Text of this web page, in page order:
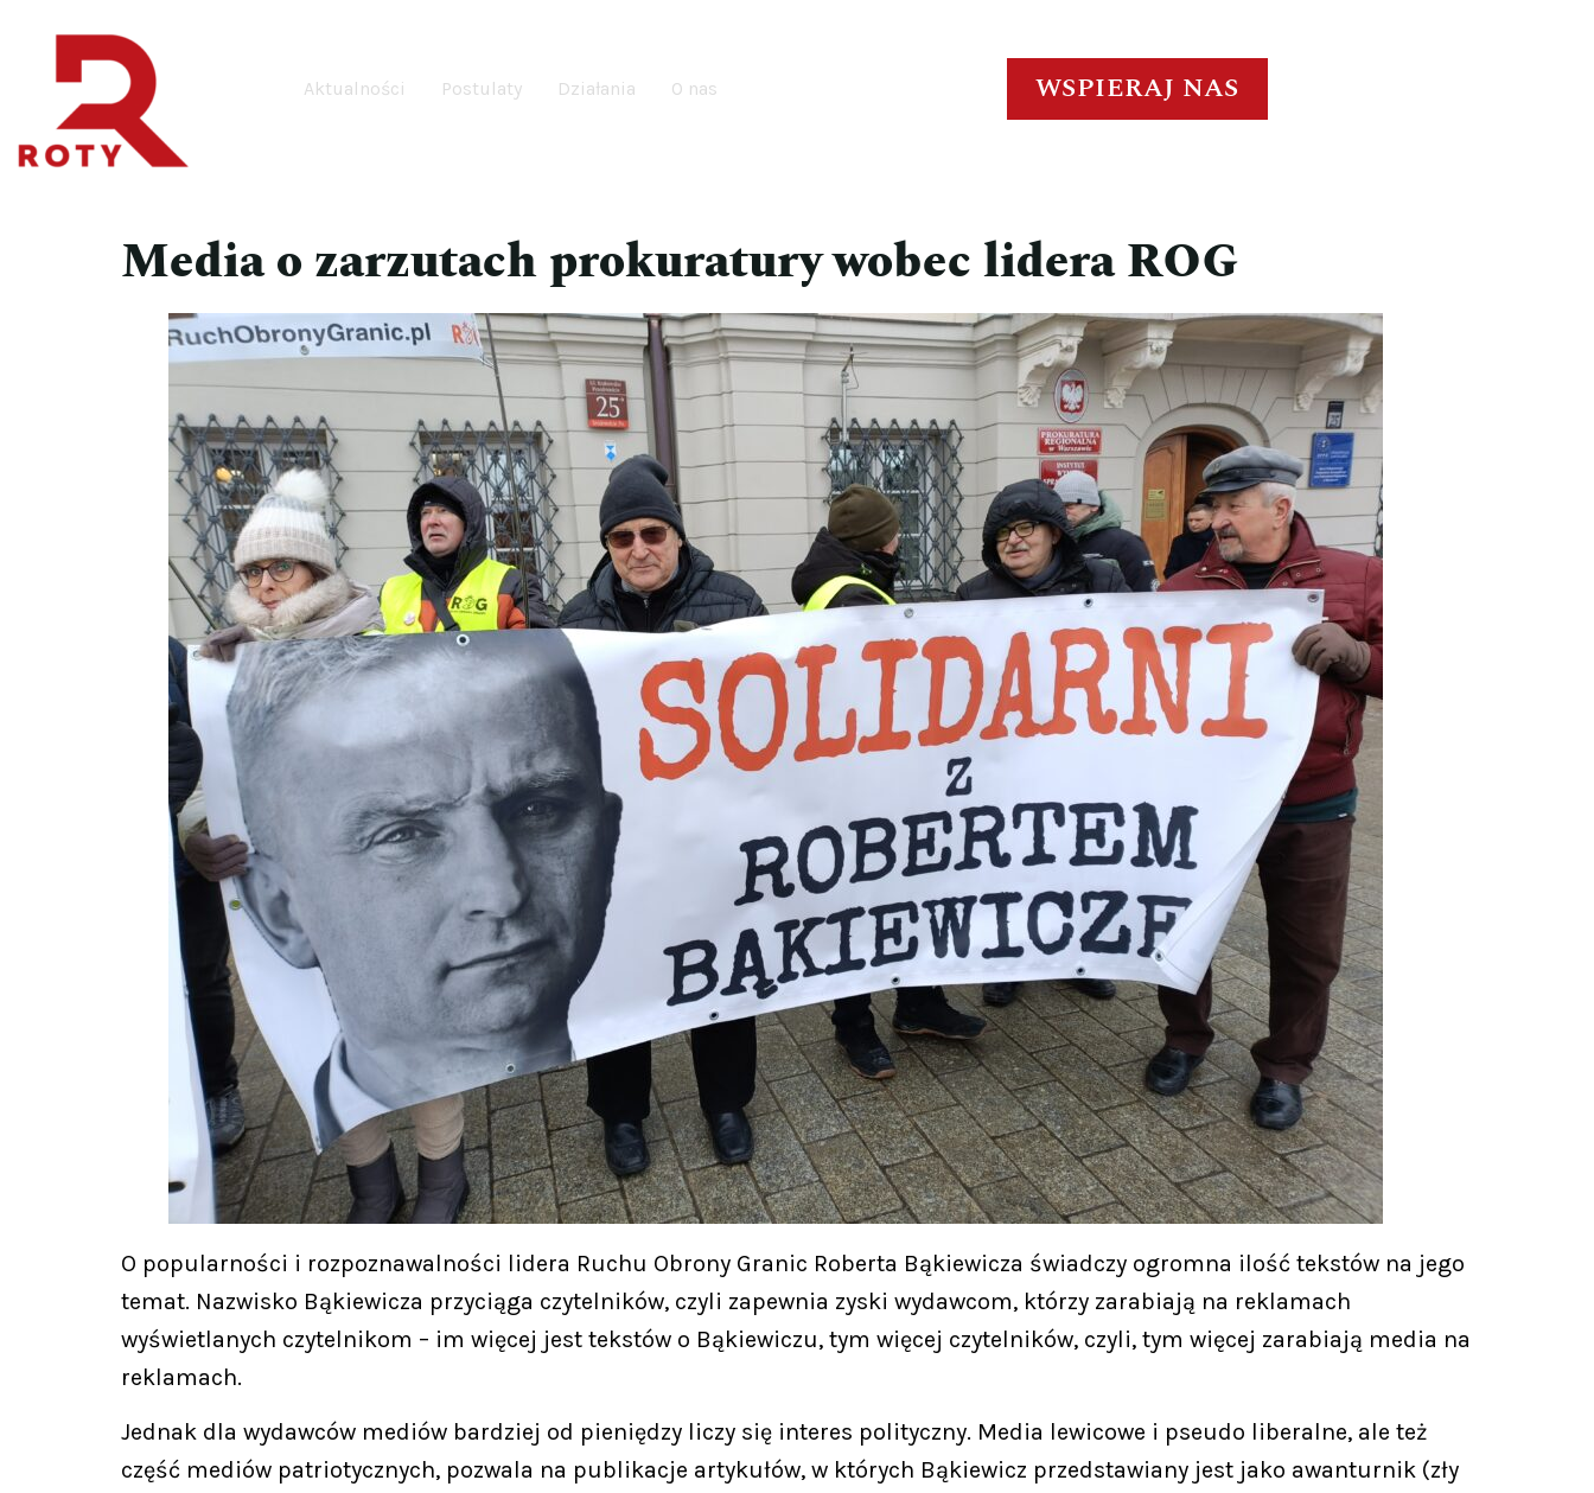
Aktualności Postulaty Działania O nas WSPIERAJ NAS
Media o zarzutach prokuratury wobec lidera ROG
O popularności i rozpoznawalności lidera Ruchu Obrony Granic Roberta Bąkiewicza świadczy ogromna ilość tekstów na jego
temat. Nazwisko Bąkiewicza przyciąga czytelników, czyli zapewnia zyski wydawcom, którzy zarabiają na reklamach
wyświetlanych czytelnikom – im więcej jest tekstów o Bąkiewiczu, tym więcej czytelników, czyli, tym więcej zarabiają media na
reklamach.
Jednak dla wydawców mediów bardziej od pieniędzy liczy się interes polityczny. Media lewicowe i pseudo liberalne, ale też
część mediów patriotycznych, pozwala na publikacje artykułów, w których Bąkiewicz przedstawiany jest jako awanturnik (zły